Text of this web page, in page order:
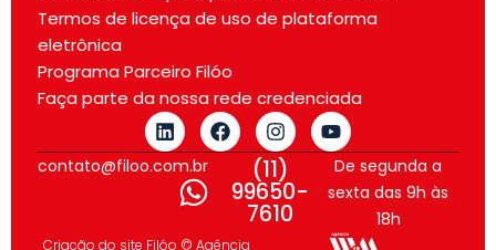
Termos de licença de uso de plataforma
eletrônica
Programa Parceiro Filóo
Faça parte da nossa rede credenciada
contato@filoo.com.br (11)
99650-
7610
De segunda a
sexta das 9h às
18h
Criação do site Filóo © Agência